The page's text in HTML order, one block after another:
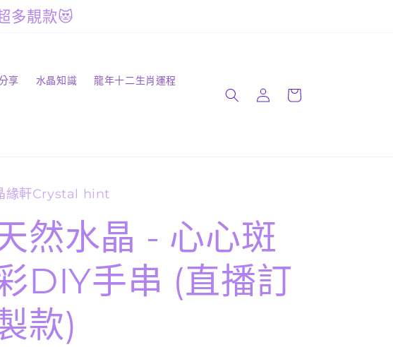
多靚款😻
享 水晶知識 龍年十二生肖運程
入
物
緣軒Crystal hint
然水晶 - 心心斑
DIY手串 (直播訂
款)